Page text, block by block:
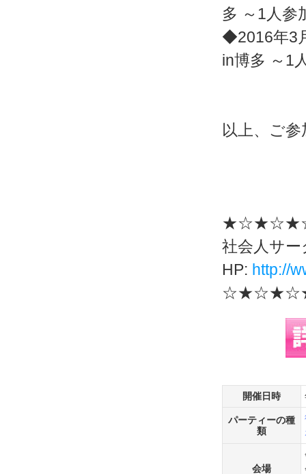
多 ～1人参
◆2016年3
in博多 ～1
以上、ご
社会人サ
HP: http://
開催日時
パーティーの種
類
会場